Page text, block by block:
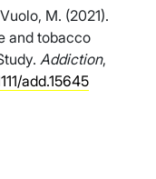
M. (2021).
and tobacco
Addiction,
add.15645